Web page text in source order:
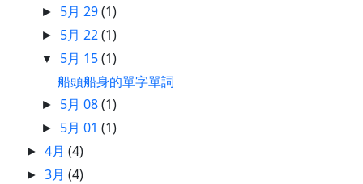
► 5月 29(1)
► 5月 22(1)
▼ 5月 15(1)
船頭船身的單字單詞
► 5月 08(1)
► 5月 01(1)
►4月(4)
►3月(4)